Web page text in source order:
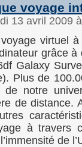
voyage
13 avril 2009
virtuel à
grâce à
Galaxy
Plus de
de notre
de
à travers
de